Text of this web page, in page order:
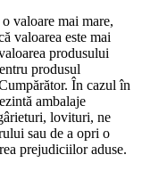
valoare mai mare,
valoarea este mai
produsului
produsul
În cazul în
ambalaje
lovituri, ne
sau de a opri o
prejudiciilor aduse.